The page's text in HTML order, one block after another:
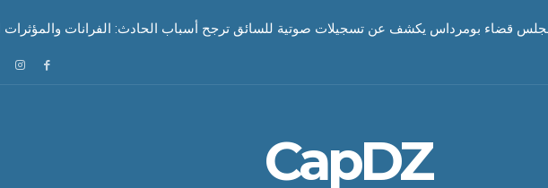
مجلس قضاء بومرداس يكشف عن تسجيلات صوتية للسائق ترجح أسباب الحادث: الفرانات والمؤثرات
CapDZ